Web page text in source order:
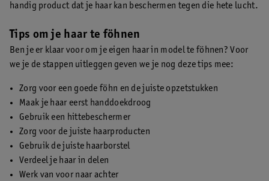
handig product dat je haar kan beschermen tegen die hete lucht.
Tips om je haar te föhnen
Ben je er klaar voor om je eigen haar in model te föhnen? Voor
we je de stappen uitleggen geven we je nog deze tips mee:
Zorg voor een goede föhn en de juiste opzetstukken
Maak je haar eerst handdoekdroog
Gebruik een hittebeschermer
Zorg voor de juiste haarproducten
Gebruik de juiste haarborstel
Verdeel je haar in delen
Werk van voor naar achter